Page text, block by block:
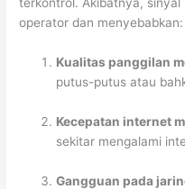
operator dan menyebabkan:
Kualitas panggilan
putus-putus atau
Kecepatan internet
sekitar mengalami
Gangguan pada